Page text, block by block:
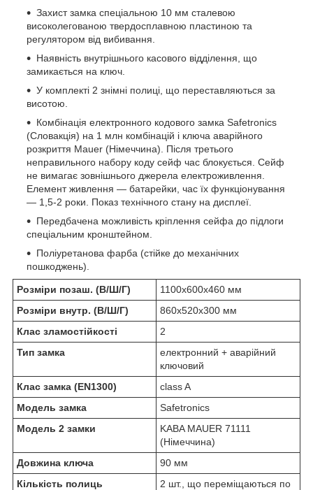
Захист замка спеціальною 10 мм сталевою
високолегованою твердосплавною пластиною та
регулятором від вибивання.
Наявність внутрішнього касового відділення, що
замикається на ключ.
У комплекті 2 знімні полиці, що переставляються за
висотою.
Комбінація електронного кодового замка Safetronics
(Словакція) на 1 млн комбінацій і ключа аварійного
розкриття Mauer (Німеччина). Після третього
неправильного набору коду сейф час блокується. Сейф
не вимагає зовнішнього джерела електроживлення.
Елемент живлення — батарейки, час їх функціонування
— 1,5-2 роки. Показ технічного стану на дисплеї.
Передбачена можливість кріплення сейфа до підлоги
спеціальним кронштейном.
Поліуретанова фарба (стійке до механічних
пошкоджень).
Розміри позаш. (В/Ш/Г)
1100x600x460 мм
Розміри внутр. (В/Ш/Г)
860x520x300 мм
Клас зламостійкості
2
Тип замка
електронний + аварійний
ключовий
Клас замка (EN1300)
class A
Модель замка
Safetronics
Модель 2 замки
KABA MAUER 71111
(Німеччина)
Довжина ключа
90 мм
Кількість полиць
2 шт., що переміщаються по